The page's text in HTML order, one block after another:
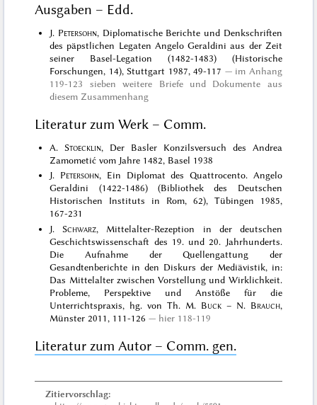
Ausgaben – Edd.
J. Petersohn, Diplomatische Berichte und Denkschriften
des päpstlichen Legaten Angelo Geraldini aus der Zeit
seiner Basel-Legation (1482-1483) (Historische
Forschungen, 14), Stuttgart 1987, 49-117
im Anhang
119-123 sieben weitere Briefe und Dokumente aus
diesem Zusammenhang
Literatur zum Werk – Comm.
A. Stoecklin, Der Basler Konzilsversuch des Andrea
Zamometić vom Jahre 1482, Basel 1938
J. Petersohn, Ein Diplomat des Quattrocento. Angelo
Geraldini (1422-1486) (Bibliothek des Deutschen
Historischen Instituts in Rom, 62), Tübingen 1985,
167-231
J. Schwarz, Mittelalter-Rezeption in der deutschen
Geschichtswissenschaft des 19. und 20. Jahrhunderts.
Die Aufnahme der Quellengattung der
Gesandtenberichte in den Diskurs der Mediävistik, in:
Das Mittelalter zwischen Vorstellung und Wirklichkeit.
Probleme, Perspektive und Anstöße für die
Unterrichtspraxis, hg. von Th. M. Buck– N. Brauch,
Münster 2011, 111-126
hier 118-119
Literatur zum Autor – Comm. gen.
Zitiervorschlag: